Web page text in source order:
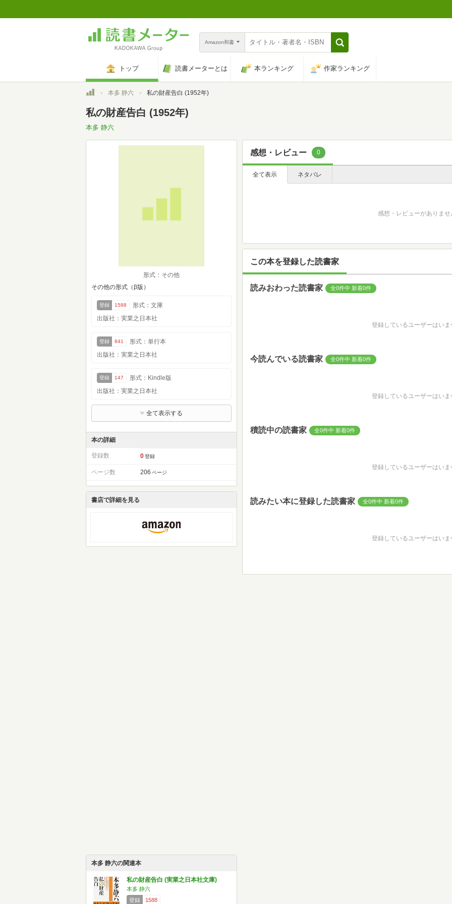
Amazon和書
トップ 読書メーターとは 本ランキング 作家ランキング
トップ本多 静六 私の財産告白 (1952年)
私の財産告白 (1952年)
本多 静六
形式：その他
その他の形式（β版）
登録 1588
形式：文庫
出版社：実業之日本社
登録 841
形式：単行本
出版社：実業之日本社
登録 147
形式：Kindle版
出版社：実業之日本社
全て表示する
本の詳細
登録数 0 登録
ページ数 206 ページ
書店で詳細を見る
本多 静六の関連本
私の財産告白 (実業之日本社文庫)
本多 静六
登録
1588
感想・レビュー 0
全て表示 ネタバレ
感想・レビューがありませ
この本を登録した読書家
読みおわった読書家 全0件中 新着0件
登録しているユーザーはいま
今読んでいる読書家 全0件中 新着0件
登録しているユーザーはいま
積読中の読書家 全0件中 新着0件
登録しているユーザーはいま
読みたい本に登録した読書家 全0件中 新着0件
登録しているユーザーはいま